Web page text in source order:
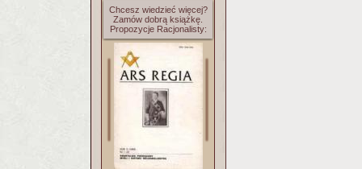
Chcesz wiedzieć więcej?
Zamów dobrą książkę.
Propozycje Racjonalisty: